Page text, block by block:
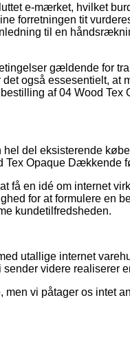
e-mærket, hvilket
forretningen tit
til en
gældende for
også essesentielt, at
af 04 Wood Tex
del eksisterende
Tex Opaque Dækkende
få en idé om internet
for at formulere en
kundetilfredsheden.
utallige internet
videre realiserer
vi påtager os intet